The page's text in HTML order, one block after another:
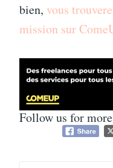
bien, vous
mission sur
Follow us for